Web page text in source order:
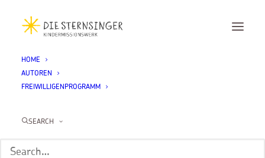
HOME
AUTOREN
FREIWILLIGENPROGRAMM
SEARCH